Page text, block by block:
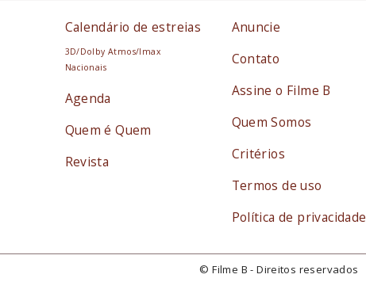
Calendário de estreias
3D/Dolby Atmos/Imax
Nacionais
Agenda
Quem é Quem
Revista
Anuncie
Contato
Assine o Filme B
Quem Somos
Critérios
Termos de uso
Política de privacidade
© Filme B - Direitos reservados